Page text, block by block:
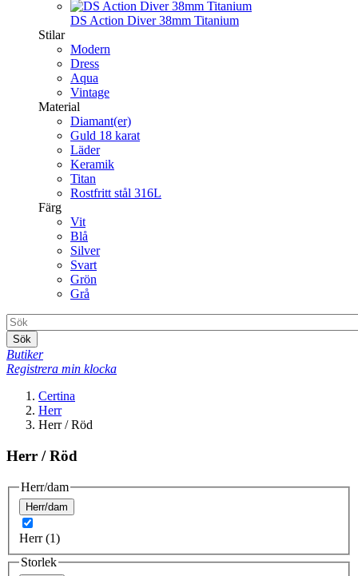
DS Action Diver 38mm Titanium
Stilar
Modern
Dress
Aqua
Vintage
Material
Diamant(er)
Guld 18 karat
Läder
Keramik
Titan
Rostfritt stål 316L
Färg
Vit
Blå
Silver
Svart
Grön
Grå
Sök
Butiker
Registrera min klocka
Certina
Herr
Herr / Röd
Herr / Röd
Herr/dam
Herr/dam
Herr (1)
Storlek